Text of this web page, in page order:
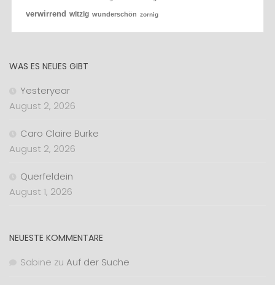
verwirrend witzig wunderschön zornig
WAS ES NEUES GIBT
Yesteryear
August 2, 2026
Caro Claire Burke
August 2, 2026
Querfeldein
August 1, 2026
NEUESTE KOMMENTARE
Sabine zu Auf der Suche